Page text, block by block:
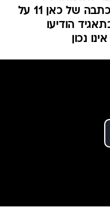
מרואיין בשם ניקו אוסטרוגה בכתבה של כאן 11 על
הודיעו
נכון